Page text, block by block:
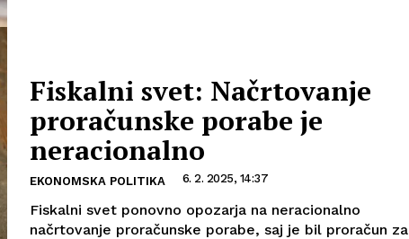
Fiskalni svet: Načrtovanje
proračunske porabe je
neracionalno
EKONOMSKA POLITIKA 6. 2. 2025, 14:37
Fiskalni svet ponovno opozarja na neracionalno
načrtovanje proračunske porabe, saj je bil proračun za